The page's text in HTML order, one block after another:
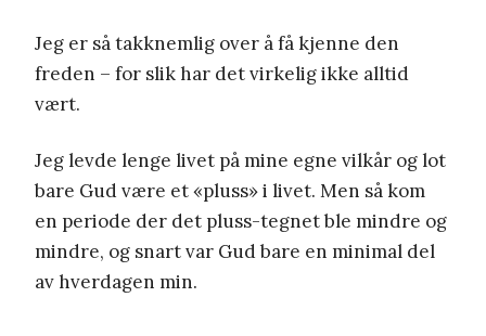
Jeg er så takknemlig over å få kjenne den
freden – for slik har det virkelig ikke alltid
vært.
Jeg levde lenge livet på mine egne vilkår og lot
bare Gud være et «pluss» i livet. Men så kom
en periode der det pluss-tegnet ble mindre og
mindre, og snart var Gud bare en minimal del
av hverdagen min.